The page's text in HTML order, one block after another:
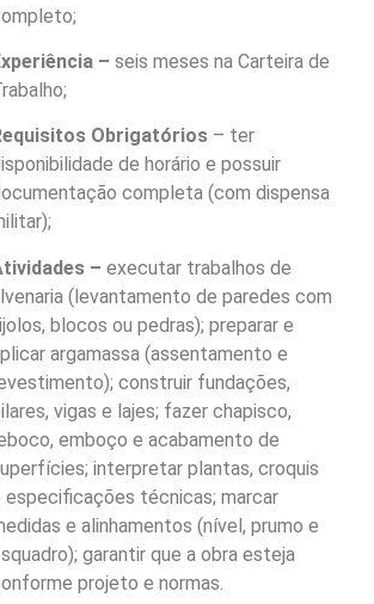
–seis meses na Carteira de
Obrigatórios – ter
de horário e possuir
completa (com dispensa
–executar trabalhos de
(levantamento de paredes com
blocos ou pedras); preparar e
argamassa (assentamento e
construir fundações,
vigas e lajes; fazer chapisco,
emboço e acabamento de
interpretar plantas, croquis
especificações técnicas; marcar
e alinhamentos (nível, prumo e
garantir que a obra esteja
projeto e normas.